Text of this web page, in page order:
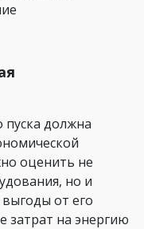
пуска должна
оценить не
но и
от его
затрат на энергию